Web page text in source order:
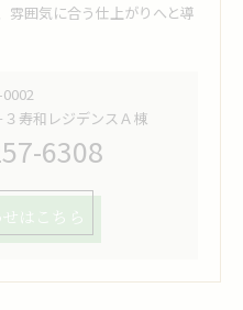
雰囲気に合う仕上がりへと導
寿和レジデンスＡ棟
6308
はこちら